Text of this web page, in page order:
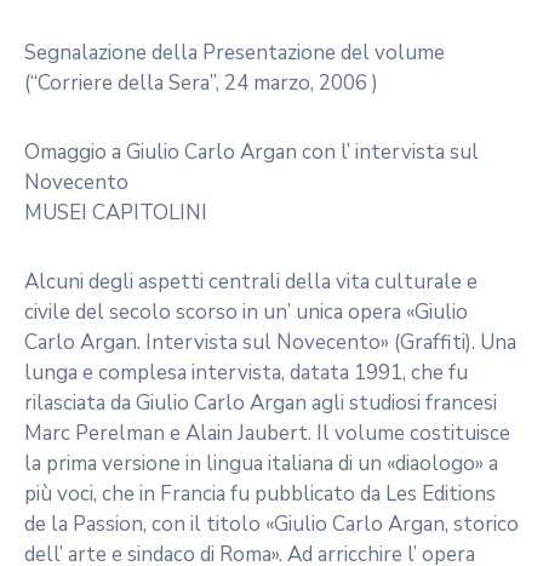
Segnalazione della Presentazione del volume
(“Corriere della Sera”, 24 marzo, 2006 )
Omaggio a Giulio Carlo Argan con l’ intervista sul
Novecento
MUSEI CAPITOLINI
Alcuni degli aspetti centrali della vita culturale e
civile del secolo scorso in un’ unica opera «Giulio
Carlo Argan. Intervista sul Novecento» (Graffiti). Una
lunga e complesa intervista, datata 1991, che fu
rilasciata da Giulio Carlo Argan agli studiosi francesi
Marc Perelman e Alain Jaubert. Il volume costituisce
la prima versione in lingua italiana di un «diaologo» a
più voci, che in Francia fu pubblicato da Les Editions
de la Passion, con il titolo «Giulio Carlo Argan, storico
dell’ arte e sindaco di Roma». Ad arricchire l’ opera